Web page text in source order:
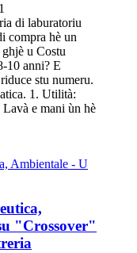
di laburatoriu
compra hè un
u Costu
10 anni? E
stu numeru.
1. Utilità:
e mani ùn hè
"Crossover"